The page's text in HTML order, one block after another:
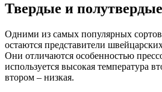
Твердые и
Одними из самых популярных
остаются представители
Они отличаются особенностью
используется высокая температура
втором – низкая.